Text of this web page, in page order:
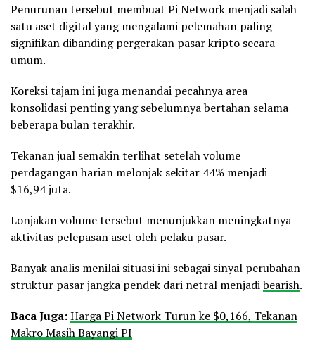
Penurunan tersebut membuat Pi Network menjadi salah
satu aset digital yang mengalami pelemahan paling
signifikan dibanding pergerakan pasar kripto secara
umum.
Koreksi tajam ini juga menandai pecahnya area
konsolidasi penting yang sebelumnya bertahan selama
beberapa bulan terakhir.
Tekanan jual semakin terlihat setelah volume
perdagangan harian melonjak sekitar 44% menjadi
$16,94 juta.
Lonjakan volume tersebut menunjukkan meningkatnya
aktivitas pelepasan aset oleh pelaku pasar.
Banyak analis menilai situasi ini sebagai sinyal perubahan
struktur pasar jangka pendek dari netral menjadibearish.
BacaJuga:Harga Pi Network Turun ke $0,166, Tekanan
Makro Masih Bayangi PI